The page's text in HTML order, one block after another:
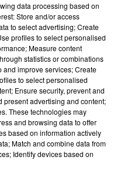
de la tour
: des désaccords
Gironde : encore
avant
data processing based on
Store and/or access
to select advertising; Create
profiles to select personalised
Measure content
statistics or combinations
and improve services; Create
to select personalised
Ensure security, prevent and
present advertising and content;
These technologies may
and browsing data to offer
based on information actively
Match and combine data from
Identify devices based on